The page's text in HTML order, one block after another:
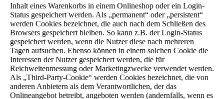
Inhalt eines Warenkorbs in einem Onlineshop oder ein Login-
Status gespeichert werden. Als „permanent“ oder „persistent“
werden Cookies bezeichnet, die auch nach dem Schließen des
Browsers gespeichert bleiben. So kann z.B. der Login-Status
gespeichert werden, wenn die Nutzer diese nach mehreren
Tagen aufsuchen. Ebenso können in einem solchen Cookie die
Interessen der Nutzer gespeichert werden, die für
Reichweitenmessung oder Marketingzwecke verwendet werden.
Als „Third-Party-Cookie“ werden Cookies bezeichnet, die von
anderen Anbietern als dem Verantwortlichen, der das
Onlineangebot betreibt, angeboten werden (andernfalls, wenn es